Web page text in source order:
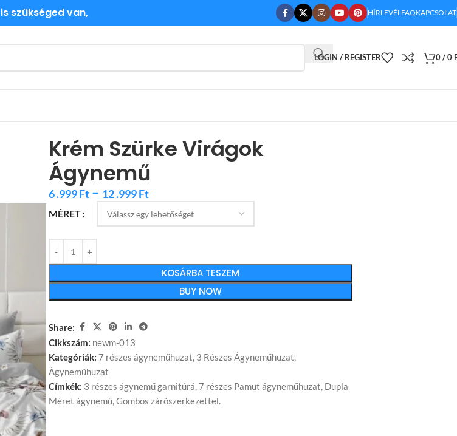
szükséged van, HÍRLEVÉLFAQKAPCSOLAT
LOGIN / REGISTER 0/0
Krém Szürke Virágok
Ágynemű
6 .999Ft – 12 .999Ft
MÉRET
KOSÁRBA TESZEM
BUY NOW
Share:
Cikkszám: newm-013
Kategóriák: 7 részes ágyneműhuzat, 3 Részes Ágyneműhuzat,
Ágyneműhuzat
Címkék: 3 részes ágynemű garnitúrá, 7 részes Pamut ágyneműhuzat, Dupla
Méret ágynemű,Gombos zárószerkezettel.